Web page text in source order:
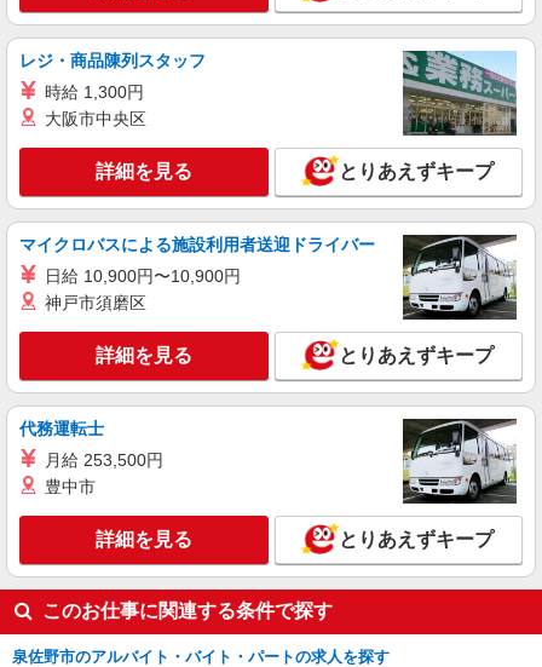
株式会社ミライエ
接客販売スタッフ(日本語＆中国語)
時給1,600円
大阪府泉佐野市 関西空港第1ターミナル4階
キープ 詳細を見る
派遣社員
株式会社ミライエ
接客販売スタッフ
時給1,650円 交通費別途全額支給
大阪府泉佐野市 関西国際空港第2ターミナル
キープ 詳細を見る
レジ・商品陳列スタッフ
時給 1,300円
大阪市中央区
詳細を見る とりあえずキープ
マイクロバスによる施設利用者送迎ドライバー
日給 10,900円〜10,900円
神戸市須磨区
詳細を見る とりあえずキープ
代務運転士
月給 253,500円
豊中市
詳細を見る とりあえずキープ
このお仕事に関連する条件で探す
泉佐野市のアルバイト・バイト・パートの求人を探す